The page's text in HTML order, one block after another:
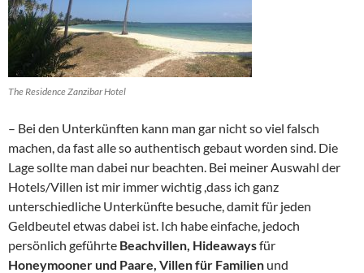
The Residence Zanzibar Hotel
– Bei den Unterkünften kann man gar nicht so viel falsch
machen, da fast alle so authentisch gebaut worden sind. Die
Lage sollte man dabei nur beachten. Bei meiner Auswahl der
Hotels/Villen ist mir immer wichtig ,dass ich ganz
unterschiedliche Unterkünfte besuche, damit für jeden
Geldbeutel etwas dabei ist. Ich habe einfache, jedoch
persönlich geführte Beachvillen, Hideawaysfür
Honeymooner und Paare, Villen für Familien und